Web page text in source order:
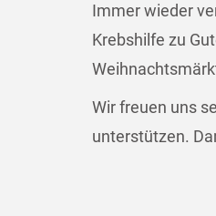
Immer wieder
Krebshilfe zu
Wir freuen uns
unterstützen.